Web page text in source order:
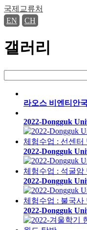
국제교류처
EN
CH
갤러리
라오스 비엔티안
2022-Dongguk
2022-Dongguk
2022-Dongguk
2022-Dongguk